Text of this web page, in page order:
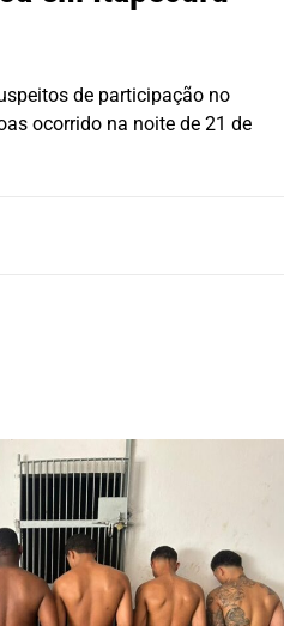
de participação no
ocorrido na noite de 21 de